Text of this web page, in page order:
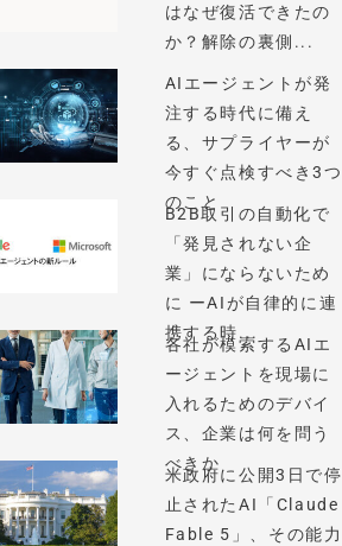
はなぜ復活できたの
か？解除の裏側...
AIエージェントが発
注する時代に備え
る、サプライヤーが
今すぐ点検すべき3つ
のこと
B2B取引の自動化で
「発見されない企
業」にならないため
に ーAIが自律的に連
携する時...
各社が模索するAIエ
ージェントを現場に
入れるためのデバイ
ス、企業は何を問う
べきか
米政府に公開3日で停
止されたAI「Claude
Fable 5」、その能力